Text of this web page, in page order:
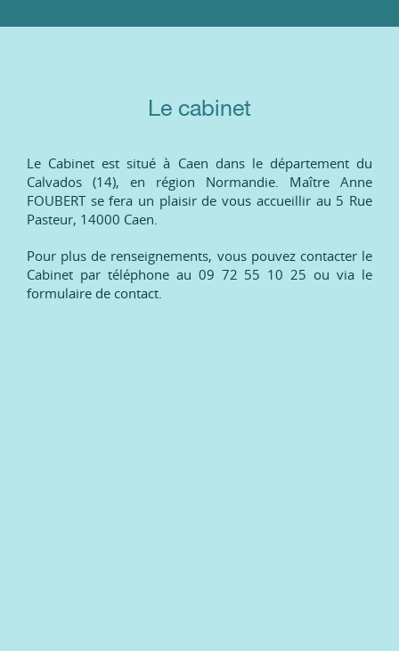
Le cabinet
Le Cabinet est situé à Caen dans le département du
Calvados (14), en région Normandie. Maître Anne
FOUBERT se fera un plaisir de vous accueillir au 5 Rue
Pasteur, 14000 Caen.
Pour plus de renseignements, vous pouvez contacter le
Cabinet par téléphone au 09 72 55 10 25 ou via le
formulaire de contact.